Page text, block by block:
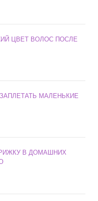
ЦВЕТ ВОЛОС ПОСЛЕ
МАЛЕНЬКИЕ
В ДОМАШНИХ